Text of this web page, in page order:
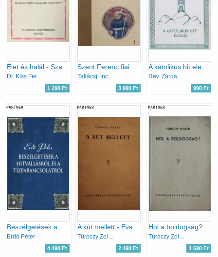
1 290 Ft 3 990 Ft
A katolikus hit elemei
990 Ft
PARTNER
Erdő Péter
4 490 Ft
PARTNER
Túróczy Zoltán
2 490 Ft
PARTNER
Túróczy Zoltán
1 690 Ft